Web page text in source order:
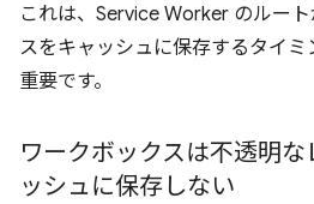
これは、Service Worker のルー
スをキャッシュに保存するタイ
重要です。
ワークボックスは不透明
ッシュに保存しない